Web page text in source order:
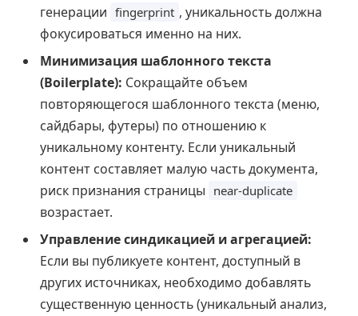
генерации fingerprint , уникальность должна
фокусироваться именно на них.
Минимизация шаблонного текста
(Boilerplate): Сокращайте объем
повторяющегося шаблонного текста (меню,
сайдбары, футеры) по отношению к
уникальному контенту. Если уникальный
контент составляет малую часть документа,
риск признания страницы near-duplicate
возрастает.
Управление синдикацией и агрегацией:
Если вы публикуете контент, доступный в
других источниках, необходимо добавлять
существенную ценность (уникальный анализ,